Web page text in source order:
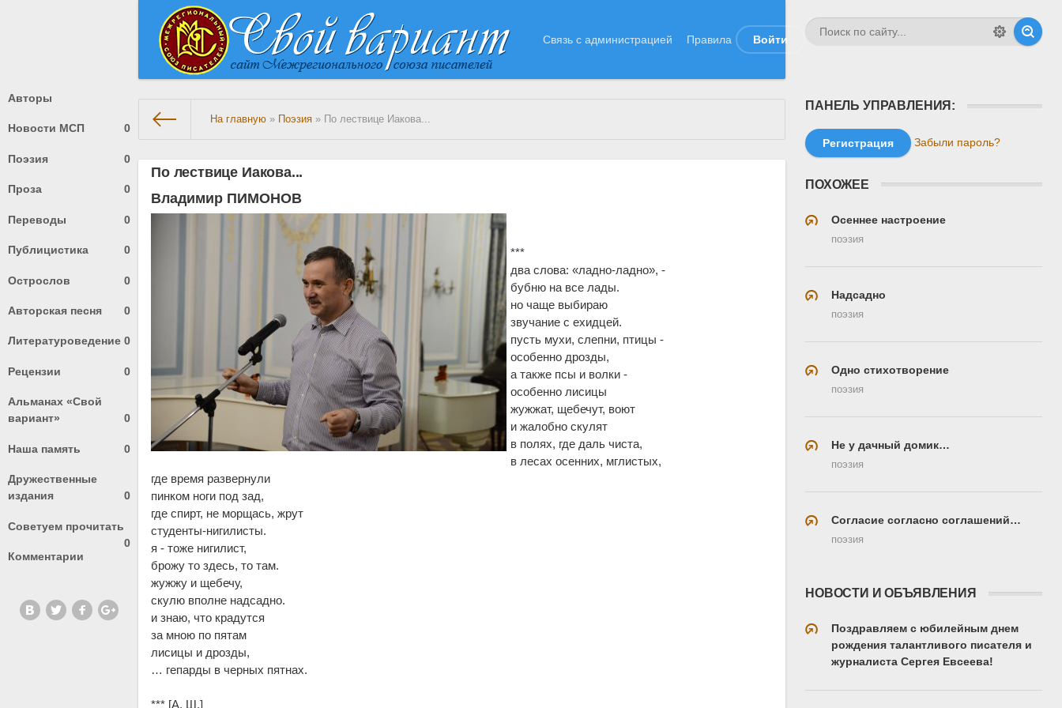
Связь с администрацией Правила Войти
Авторы
Новости МСП 0
Поэзия 0
Проза 0
Переводы 0
Публицистика 0
Острослов 0
Авторская песня 0
Литературоведение 0
Рецензии 0
Альманах «Свой
вариант»
0
Наша память 0
Дружественные
издания
0
Советуем прочитать
0
Комментарии
На главную » Поэзия » По лествице Иакова...
По лествице Иакова...
Владимир ПИМОНОВ
***
два слова: «ладно-ладно», -
бубню на все лады.
но чаще выбираю
звучание с ехидцей.
пусть мухи, слепни, птицы -
особенно дрозды,
а также псы и волки -
особенно лисицы
жужжат, щебечут, воют
и жалобно скулят
в полях, где даль чиста,
в лесах осенних, мглистых,
где время развернули
пинком ноги под зад,
где спирт, не морщась, жрут
студенты-нигилисты.
я - тоже нигилист,
брожу то здесь, то там.
жужжу и щебечу,
скулю вполне надсадно.
и знаю, что крадутся
за мною по пятам
лисицы и дрозды,
… гепарды в черных пятнах.
*** [А. Ш.]
ПАНЕЛЬ УПРАВЛЕНИЯ:
Регистрация Забыли пароль?
ПОХОЖЕЕ
Осеннее настроение
поэзия
Надсадно
поэзия
Одно стихотворение
поэзия
Не у дачный домик…
поэзия
Согласие согласно соглашений…
поэзия
НОВОСТИ И ОБЪЯВЛЕНИЯ
Поздравляем с юбилейным днем
рождения талантливого писателя и
журналиста Сергея Евсеева!